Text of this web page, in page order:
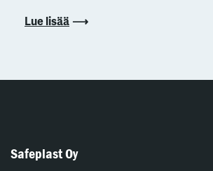
Lue lisää
Safeplast Oy